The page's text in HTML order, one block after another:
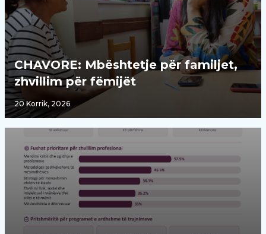
CHAVORE: Mbështetje për familjet,
zhvillim për fëmijët
20 Korrik, 2026